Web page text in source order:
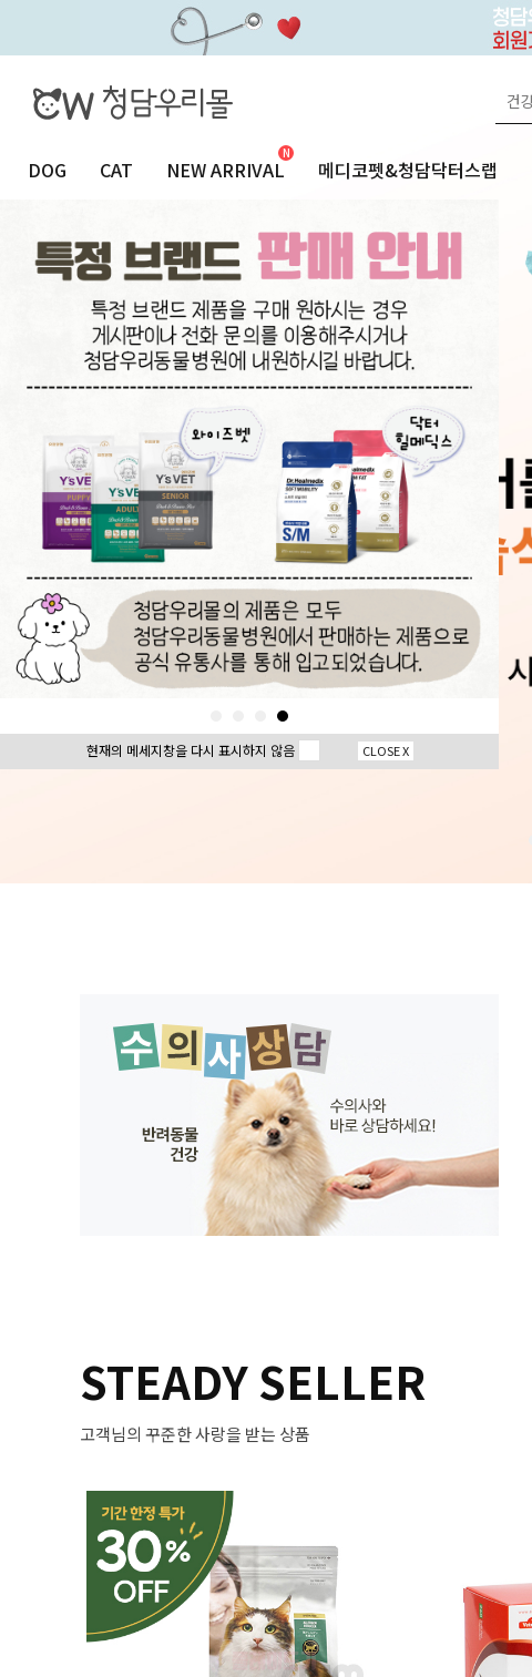
DOG CAT NEW ARRIVAL 메디코펫&청담닥터스랩
24시청담우리동물병원 SALE VETERINARY COLUMN
STEADY SELLER
고객님의 꾸준한 사랑을 받는 상품
현재의 메세지창을 다시 표시하지 않음 CLOSE X